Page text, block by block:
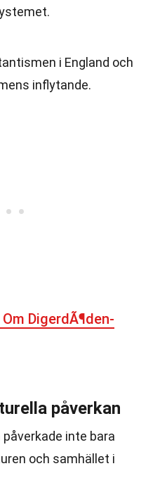
i England och
inflytande.
DigerdÃ¶den-
påverkan
inte bara
och samhället i